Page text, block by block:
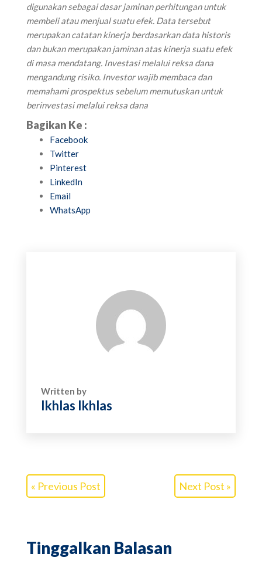
digunakan sebagai dasar jaminan perhitungan untuk
membeli atau menjual suatu efek. Data tersebut
merupakan catatan kinerja berdasarkan data historis
dan bukan merupakan jaminan atas kinerja suatu efek
di masa mendatang. Investasi melalui reksa dana
mengandung risiko. Investor wajib membaca dan
memahami prospektus sebelum memutuskan untuk
berinvestasi melalui reksa dana
Bagikan Ke :
Facebook
Twitter
Pinterest
LinkedIn
Email
WhatsApp
Written by
Ikhlas Ikhlas
« Previous Post Next Post »
Tinggalkan Balasan